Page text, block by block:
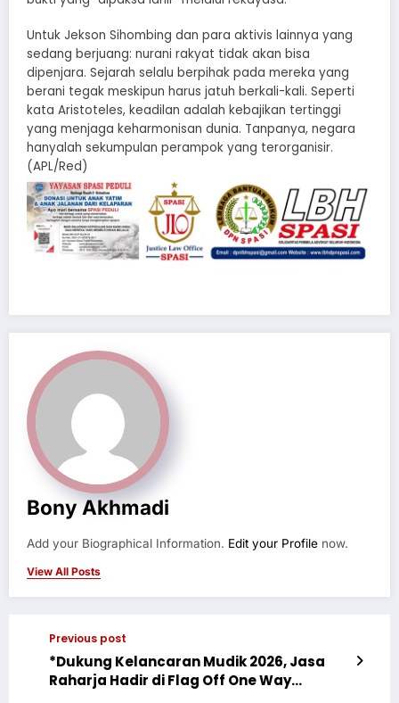
Untuk Jekson Sihombing dan para aktivis lainnya yang
sedang berjuang: nurani rakyat tidak akan bisa
dipenjara. Sejarah selalu berpihak pada mereka yang
berani tegak meskipun harus jatuh berkali-kali. Seperti
kata Aristoteles, keadilan adalah kebajikan tertinggi
yang menjaga keharmonisan dunia. Tanpanya, negara
hanyalah sekumpulan perampok yang terorganisir.
(APL/Red)
Bony Akhmadi
Add your Biographical Information. Edit your Profile now.
View All Posts
Previous post
*Dukung Kelancaran Mudik 2026, Jasa
Raharja Hadir di Flag Off One Way